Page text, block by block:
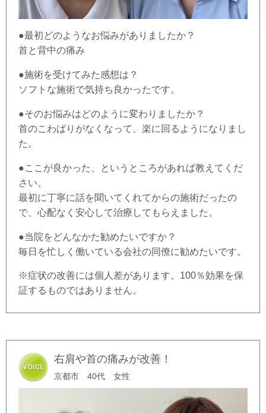
●最初どのようなお悩みがありましたか？
首と背中の痛み
●施術を受けてみた感想は？
ソフトな施術で気持ち良かったです。
●そのお悩みはどのように変わりましたか？
首のこわばりがなくなって、楽に回るようになりまし
た。
●ここが良かった、というところがあれば教えてくだ
さい。
最初に丁寧に話を聞いてくれてからの施術だったの
で、心配なく安心して治療してもらえました。
●当 院をどんなかた勧めたいですか？
毎日を忙しく働いている会社の同僚に勧めたいです。
※症状の改善には個人差があります。100％効果を保
証するものではありません。
右肩や首の痛みが改善！
京都市 40代 女性